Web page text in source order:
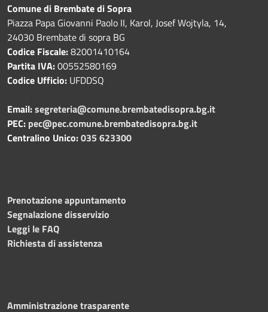
Comune di Brembate di Sopra
Piazza Papa Giovanni Paolo II, Karol, Josef Wojtyla, 14,
24030 Brembate di sopra BG
Codice Fiscale:82001410164
Partita IVA:00552580169
Codice Ufficio: UFDDSQ
Email:segreteria@comune.brembatedisopra.bg.it
PEC: pec@pec.comune.brembatedisopra.bg.it
Centralino Unico:035 623300
Prenotazione appuntamento
Segnalazione disservizio
Leggi le FAQ
Richiesta di assistenza
Amministrazione trasparente